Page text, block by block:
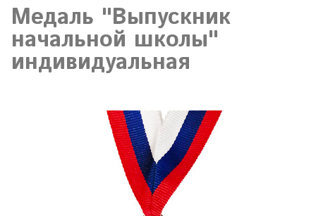
Медаль "Выпускник
начальной школы"
индивидуальная